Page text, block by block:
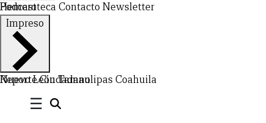
Hemeroteca Contacto Newsletter
Podcast
Impreso
Nuevo LeónTamaulipas Coahuila
Reporte Ciudadano
☰
CERRAR
X
NUEVO
LEÓN
TAMAULIPAS
COAHUILA
NACIONAL
INTERNACIONAL
FINANZAS
OPINIÓN
DEPORTES
ESPECTÁCULOS
TENDENCIA
ESTILO
DE
PODCAST
CONTACTO
NEWSLETTER
HEMEROTECA
SUPLEMENTOS